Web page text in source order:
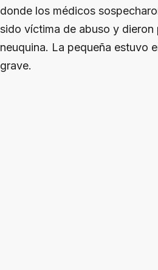
donde los médicos
sido víctima de abuso y dieron
neuquina. La pequeña estuvo
grave.